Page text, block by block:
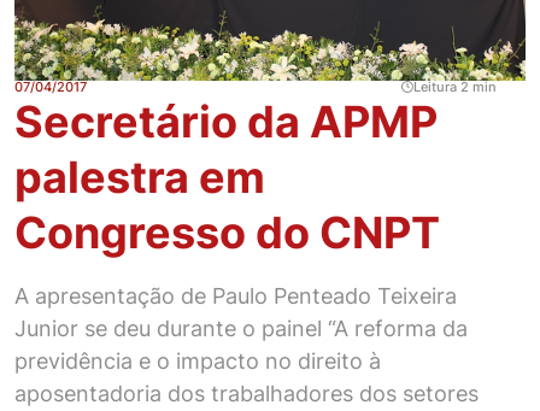
07/04/2017 Leitura 2 min
Secretário da APMP
palestra em
Congresso do CNPT
A apresentação de Paulo Penteado Teixeira
Junior se deu durante o painel “A reforma da
previdência e o impacto no direito à
aposentadoria dos trabalhadores dos setores